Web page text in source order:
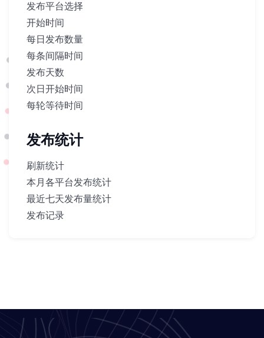
发布平台选择
开始时间
每日发布数量
每条间隔时间
发布天数
次日开始时间
每轮等待时间
发布统计
刷新统计
本月各平台发布统计
最近七天发布量统计
发布记录